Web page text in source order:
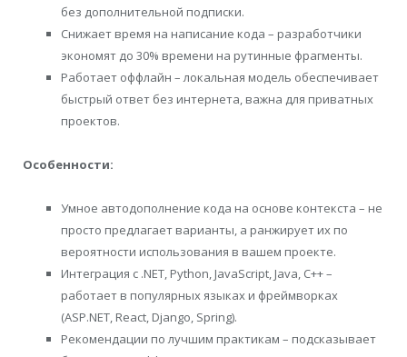
без дополнительной подписки.
Снижает время на написание кода – разработчики
экономят до 30% времени на рутинные фрагменты.
Работает оффлайн – локальная модель обеспечивает
быстрый ответ без интернета, важна для приватных
проектов.
Особенности:
Умное автодополнение кода на основе контекста – не
просто предлагает варианты, а ранжирует их по
вероятности использования в вашем проекте.
Интеграция с .NET, Python, JavaScript, Java, C++ –
работает в популярных языках и фреймворках
(ASP.NET, React, Django, Spring).
Рекомендации по лучшим практикам – подсказывает